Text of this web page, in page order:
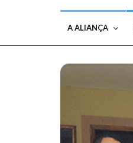
A ALIANÇA